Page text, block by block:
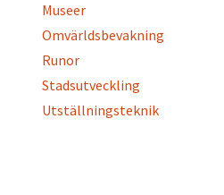
Museer
Omvärldsbevakning
Runor
Stadsutveckling
Utställningsteknik